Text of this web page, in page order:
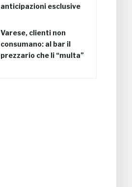
anticipazioni esclusive
Varese, clienti non
consumano: al bar il
prezzario che li “multa”